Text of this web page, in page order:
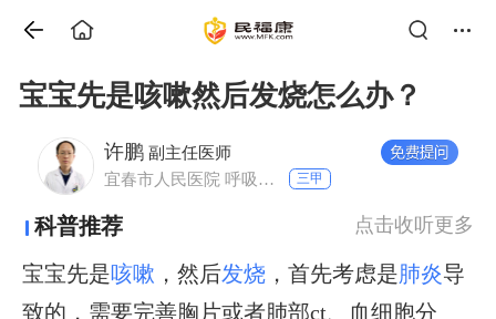
宝宝先是咳嗽然后发烧怎么办？
许鹏副主任医师
宜春市人民医院 呼吸与危重症医学科
三甲
科普推荐 点击收听更多
宝宝先是咳嗽 ，然后发烧 ，首先考虑是肺炎导
致的，需要完善胸片或者肺部ct、血细胞分